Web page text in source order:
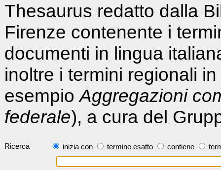
Thesaurus redatto dalla
Firenze contenente i
documenti in lingua
inoltre i termini regionali
esempioAggregazioni
federale), a cura del
Ricerca inizia con termine esatto contiene